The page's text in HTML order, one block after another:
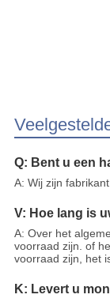
Q: Bent u een
A: Wij zijn
V: Hoe lang is
A: Over het
voorraad zijn. of
voorraad zijn, het
K: Levert u